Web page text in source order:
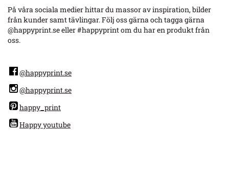
På våra sociala medier hittar du massor av inspiration, bilder
från kunder samt tävlingar. Följ oss gärna och tagga gärna
@happyprint.se eller #happyprint om du har en produkt från
oss.
@happyprint.se
@happyprint.se
happy_print
Happy youtube